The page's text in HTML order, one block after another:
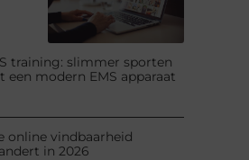
training: slimmer sporten
een modern EMS apparaat
online vindbaarheid
in 2026